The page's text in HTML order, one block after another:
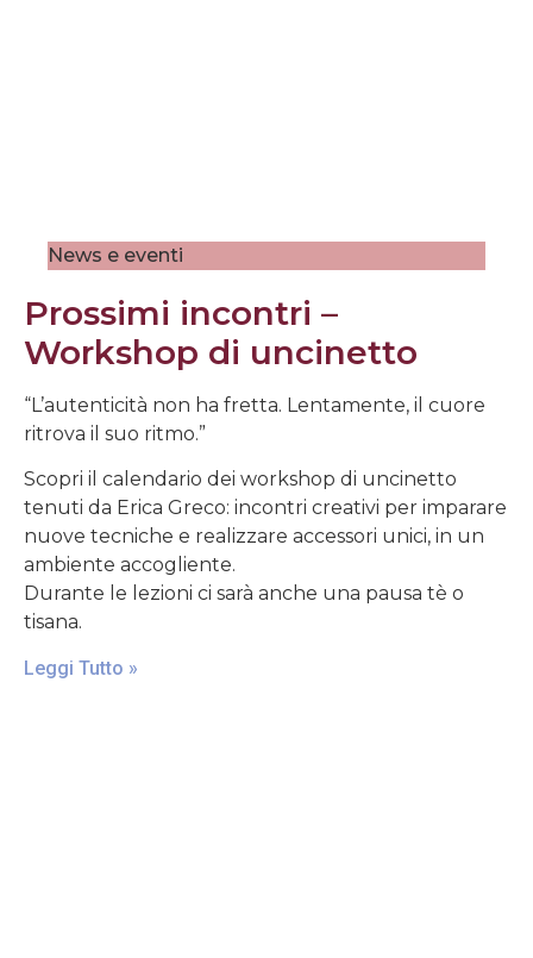
News e eventi
Prossimi incontri –
Workshop di uncinetto
“L’autenticità non ha fretta. Lentamente, il cuore
ritrova il suo ritmo.”
Scopri il calendario dei workshop di uncinetto
tenuti da Erica Greco: incontri creativi per imparare
nuove tecniche e realizzare accessori unici, in un
ambiente accogliente.
Durante le lezioni ci sarà anche una pausa tè o
tisana.
Leggi Tutto »